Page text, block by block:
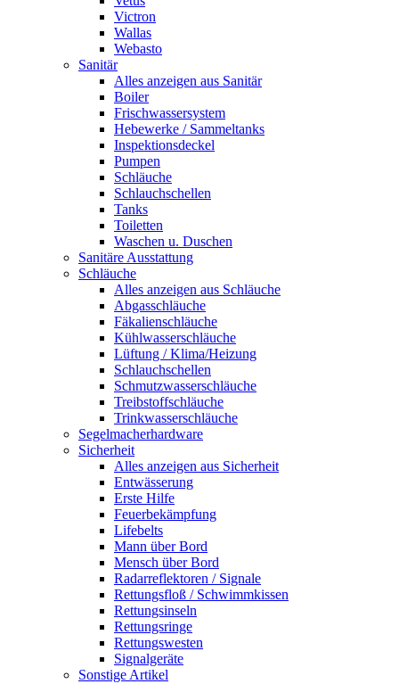
Victron
Wallas
Webasto
Sanitär
Alles anzeigen aus Sanitär
Boiler
Frischwassersystem
Hebewerke / Sammeltanks
Inspektionsdeckel
Pumpen
Schläuche
Schlauchschellen
Tanks
Toiletten
Waschen u. Duschen
Sanitäre Ausstattung
Schläuche
Alles anzeigen aus Schläuche
Abgasschläuche
Fäkalienschläuche
Kühlwasserschläuche
Lüftung / Klima/Heizung
Schlauchschellen
Schmutzwasserschläuche
Treibstoffschläuche
Trinkwasserschläuche
Segelmacherhardware
Sicherheit
Alles anzeigen aus Sicherheit
Entwässerung
Erste Hilfe
Feuerbekämpfung
Lifebelts
Mann über Bord
Mensch über Bord
Radarreflektoren / Signale
Rettungsfloß / Schwimmkissen
Rettungsinseln
Rettungsringe
Rettungswesten
Signalgeräte
Sonstige Artikel